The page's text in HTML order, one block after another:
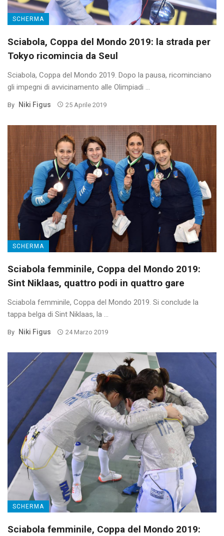
SCHERMA
Sciabola, Coppa del Mondo 2019: la strada per
Tokyo ricomincia da Seul
Sciabola, Coppa del Mondo 2019. Dopo la pausa, ricominciano
gli impegni di avvicinamento alle Olimpiadi ...
By Niki Figus 25 Aprile 2019
SCHERMA
Sciabola femminile, Coppa del Mondo 2019:
Sint Niklaas, quattro podi in quattro gare
Sciabola femminile, Coppa del Mondo 2019. Si conclude la
tappa belga di Sint Niklaas, la ...
By Niki Figus 24 Marzo 2019
SCHERMA
Sciabola femminile, Coppa del Mondo 2019: